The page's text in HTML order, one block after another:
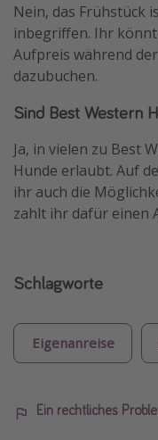
Nein, das Frühstück
inbegriffen. Ihr
Aufpreis während
dazubuchen.
Sind Best Western
Ja, in vielen zu Best
Hunde erlaubt. Auf
ihr auch die
zahlt ihr dafür einen
Schlagworte
Eigenanreise
Ein rechtliches